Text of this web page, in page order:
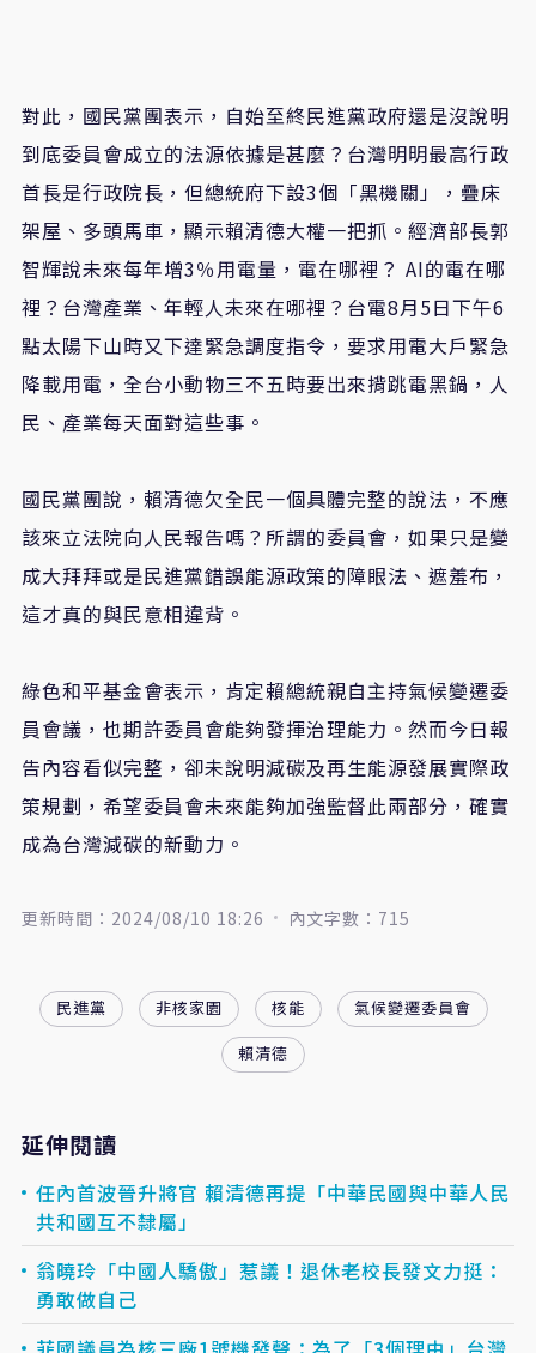
對此，國民黨團表示，自始至終民進黨政府還是沒說明
到底委員會成立的法源依據是甚麼？台灣明明最高行政
首長是行政院長，但總統府下設3個「黑機關」，疊床
架屋、多頭馬車，顯示賴清德大權一把抓。經濟部長郭
智輝說未來每年增3％用電量，電在哪裡？ AI的電在哪
裡？台灣產業、年輕人未來在哪裡？台電8月5日下午6
點太陽下山時又下達緊急調度指令，要求用電大戶緊急
降載用電，全台小動物三不五時要出來揹跳電黑鍋，人
民、產業每天面對這些事。
國民黨團說，賴清德欠全民一個具體完整的說法，不應
該來立法院向人民報告嗎？所謂的委員會，如果只是變
成大拜拜或是民進黨錯誤能源政策的障眼法、遮羞布，
這才真的與民意相違背。
綠色和平基金會表示，肯定賴總統親自主持氣候變遷委
員會議，也期許委員會能夠發揮治理能力。然而今日報
告內容看似完整，卻未說明減碳及再生能源發展實際政
策規劃，希望委員會未來能夠加強監督此兩部分，確實
成為台灣減碳的新動力。
更新時間：2024/08/10 18:26 內文字數：715
民進黨 非核家園 核能
氣候變遷委員會
賴清德
延伸閱讀
任內首波晉升將官 賴清德再提「中華民國與中華人民
共和國互不隸屬」
翁曉玲「中國人驕傲」惹議！退休老校長發文力挺：
勇敢做自己